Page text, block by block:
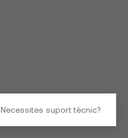
Necessites suport tècnic?